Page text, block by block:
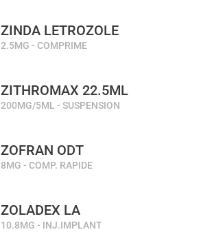
ZINDA LETROZOLE
2.5MG - COMPRIME
ZITHROMAX 22.5ML
200MG/5ML - SUSPENSION
ZOFRAN ODT
8MG - COMP. RAPIDE
ZOLADEX LA
10.8MG - INJ.IMPLANT